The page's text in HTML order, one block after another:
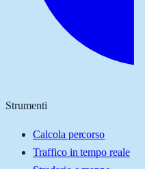
Strumenti
Calcola percorso
Traffico in tempo reale